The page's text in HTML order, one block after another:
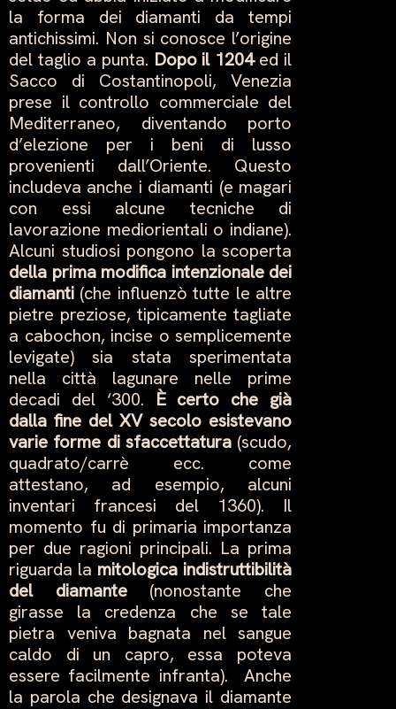
la forma dei diamanti da tempi
antichissimi. Non si conosce l’origine
del taglio a punta. Dopo il 1204ed il
Sacco di Costantinopoli, Venezia
prese il controllo commerciale del
Mediterraneo, diventando porto
d’elezione per i beni di lusso
provenienti dall’Oriente. Questo
includeva anche i diamanti (e magari
con essi alcune tecniche di
lavorazione mediorientali o indiane).
Alcuni studiosi pongono la scoperta
della prima modifica intenzionale dei
diamanti (che influenzò tutte le altre
pietre preziose, tipicamente tagliate
a cabochon, incise o semplicemente
levigate) sia stata sperimentata
nella città lagunare nelle prime
decadi del ‘300. È certo che già
dalla fine del XV secolo esistevano
varie forme di sfaccettatura(scudo,
quadrato/carrè ecc. come
attestano, ad esempio, alcuni
inventari francesi del 1360). Il
momento fu di primaria importanza
per due ragioni principali. La prima
riguarda la mitologica indistruttibilità
del diamante(nonostante che
girasse la credenza che se tale
pietra veniva bagnata nel sangue
caldo di un capro, essa poteva
essere facilmente infranta). Anche
la parola che designava il diamante